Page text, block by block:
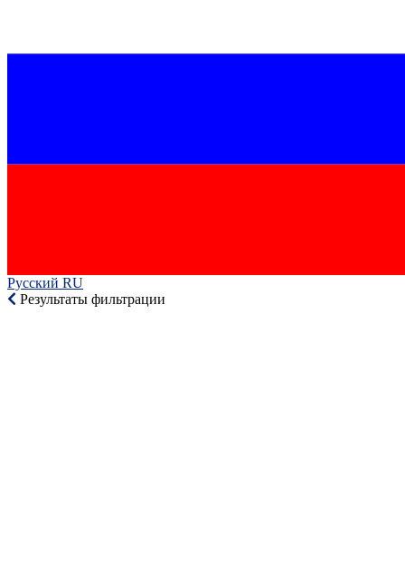
Русский RU‎
Результаты фильтрации